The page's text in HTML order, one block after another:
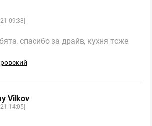
09:38]
спасибо за драйв, кухня тоже
Vilkov
14:05]